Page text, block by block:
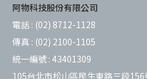
阿物科技股份有限公司
電話 : (02) 8712-1128
傳真 : (02) 2100-1105
統一編號 : 43401309
105台北市松山區民生東路三段